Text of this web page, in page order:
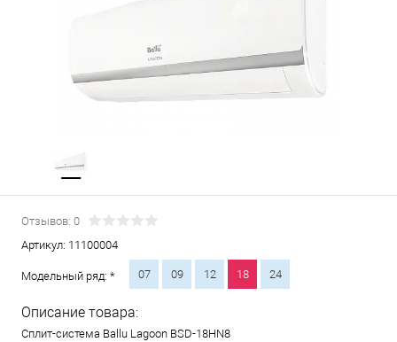
Отзывов: 0
Артикул: 11100004
Модельный ряд: * 07 09 12 18 24
Описание товара:
Сплит-система Ballu Lagoon BSD-18HN8